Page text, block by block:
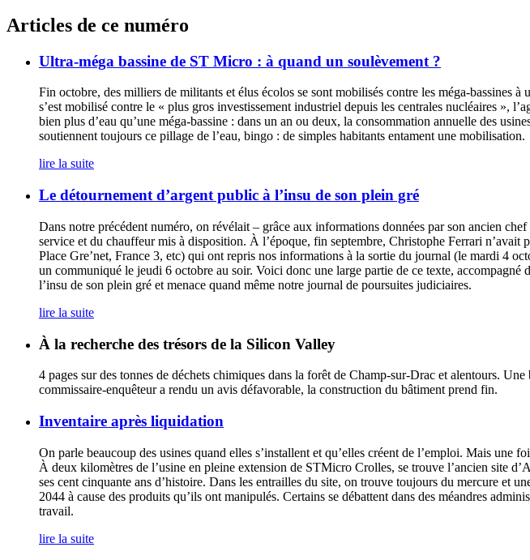
Articles de ce numéro
Ultra-méga bassine de ST Micro : à quand un soulèvement ?
Fin octobre, des milliers de militants et élus écolos se sont mobilisés contre les méga-bassines
s’est mobilisé contre le « plus gros investissement industriel depuis les centrales nucléaires »,
bien plus d’eau qu’une méga-bassine : dans un an ou deux, la consommation annuelle des
soutiennent toujours ce pillage de l’eau, bingo : de simples habitants entament une mobilisation.
lire la suite
Le détournement d’argent public à l’insu de son plein gré
Dans notre précédent numéro, on révélait – grâce aux informations données par son ancien
service et du chauffeur mis à disposition. À l’époque, fin septembre, Christophe Ferrari
Place Gre’net, France 3, etc) qui ont repris nos informations à la sortie du journal (le mardi 4
un communiqué le jeudi 6 octobre au soir. Voici donc une large partie de ce texte,
l’insu de son plein gré et menace quand même notre journal de poursuites judiciaires.
lire la suite
À la recherche des trésors de la Silicon Valley
4 pages sur des tonnes de déchets chimiques dans la forêt de Champ-sur-Drac et alentours.
commissaire-enquêteur a rendu un avis défavorable, la construction du bâtiment prend fin.
Inventaire après liquidation
On parle beaucoup des usines quand elles s’installent et qu’elles créent de l’emploi. Mais une
À deux kilomètres de l’usine en pleine extension de STMicro Crolles, se trouve l’ancien site
ses cent cinquante ans d’histoire. Dans les entrailles du site, on trouve toujours du mercure et
2044 à cause des produits qu’ils ont manipulés. Certains se débattent dans des méandres
travail.
lire la suite